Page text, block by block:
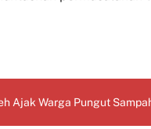
Ajak Warga Pungut